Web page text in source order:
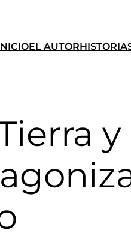
EL AUTOR